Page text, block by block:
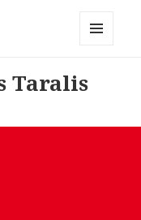
WIDGETS
Taralis